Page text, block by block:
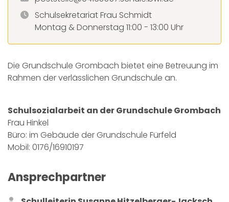
Schulsekretariat Frau Schmidt
Montag & Donnerstag 11:00 - 13:00 Uhr
Die Grundschule Grombach bietet eine Betreuung im
Rahmen der verlässlichen Grundschule an.
Schulsozialarbeit an der Grundschule Grombach
Frau Hinkel
Büro: im Gebäude der Grundschule Fürfeld
Mobil: 0176/16910197
Ansprechpartner